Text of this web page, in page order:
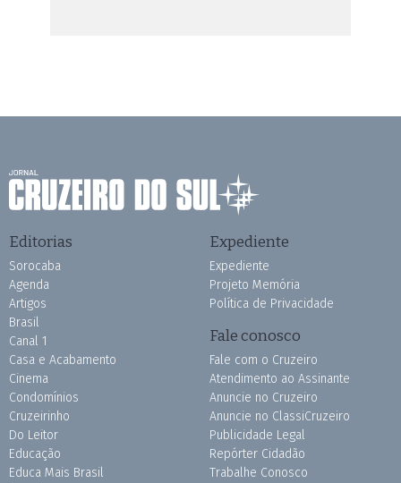
Editorias
Sorocaba
Agenda
Artigos
Brasil
Canal 1
Casa e Acabamento
Cinema
Condomínios
Cruzeirinho
Do Leitor
Educação
Educa Mais Brasil
Expediente
Expediente
Projeto Memória
Política de Privacidade
Fale conosco
Fale com o Cruzeiro
Atendimento ao Assinante
Anuncie no Cruzeiro
Anuncie no ClassiCruzeiro
Publicidade Legal
Repórter Cidadão
Trabalhe Conosco